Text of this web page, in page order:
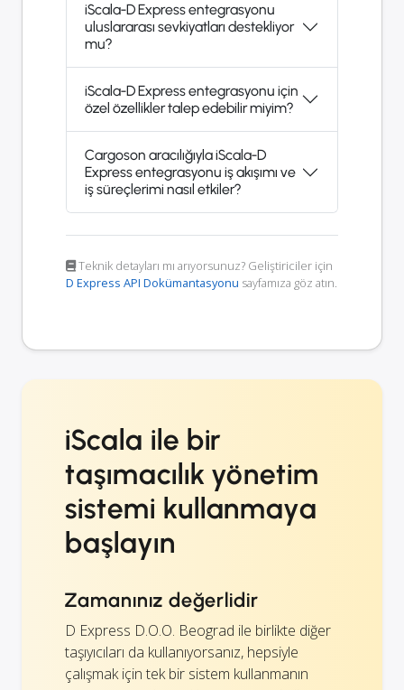
iScala-D Express entegrasyonu
uluslararası sevkiyatları destekliyor
mu?
iScala-D Express entegrasyonu için
özel özellikler talep edebilir miyim?
Cargoson aracılığıyla iScala-D
Express entegrasyonu iş akışımı ve
iş süreçlerimi nasıl etkiler?
Teknik detayları mı arıyorsunuz? Geliştiriciler için
D Express API Dokümantasyonu sayfamıza göz atın.
iScala ile bir
taşımacılık yönetim
sistemi kullanmaya
başlayın
Zamanınız değerlidir
D Express D.O.O. Beograd ile birlikte diğer
taşıyıcıları da kullanıyorsanız, hepsiyle
çalışmak için tek bir sistem kullanmanın